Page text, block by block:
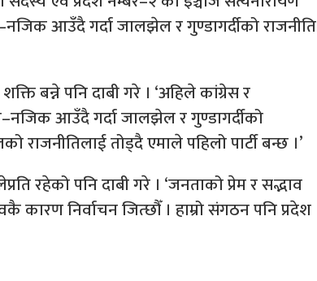
आउँदै गर्दा जालझेल र गुण्डागर्दीको राजनीति
बन्ने पनि दाबी गरे । ‘अहिले कांग्रेस र
आउँदै गर्दा जालझेल र गुण्डागर्दीको
तोड्दै एमाले पहिलो पार्टी बन्छ ।’
रहेको पनि दाबी गरे । ‘जनताको प्रेम र सद्भाव
कारण निर्वाचन जित्छौँ । हाम्रो संगठन पनि प्रदेश